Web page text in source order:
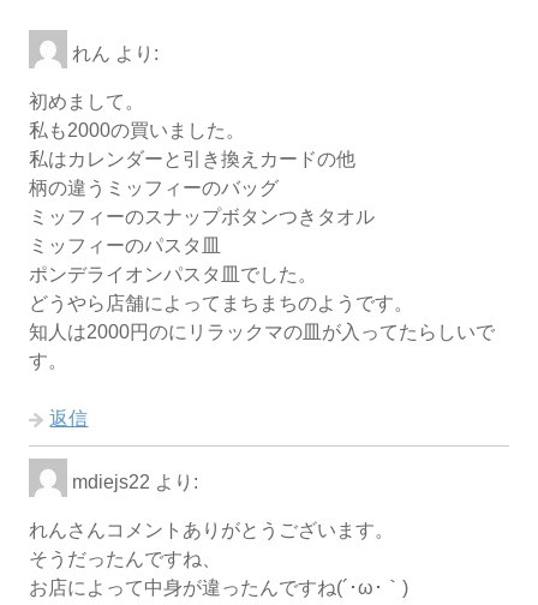
れん より:
初めまして。
私も2000の買いました。
私はカレンダーと引き換えカードの他
柄の違うミッフィーのバッグ
ミッフィーのスナップボタンつきタオル
ミッフィーのパスタ皿
ポンデライオンパスタ皿でした。
どうやら店舗によってまちまちのようです。
知人は2000円のにリラックマの皿が入ってたらしいで
す。
返信
mdiejs22 より:
れんさんコメントありがとうございます。
そうだったんですね、
お店によって中身が違ったんですね(´･ω･｀)